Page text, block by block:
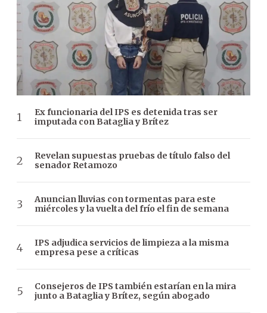
Ex funcionaria del IPS es detenida tras ser
imputada con Bataglia y Brítez
Revelan supuestas pruebas de título falso del
senador Retamozo
Anuncian lluvias con tormentas para este
miércoles y la vuelta del frío el fin de semana
IPS adjudica servicios de limpieza a la misma
empresa pese a críticas
Consejeros de IPS también estarían en la mira
junto a Bataglia y Brítez, según abogado